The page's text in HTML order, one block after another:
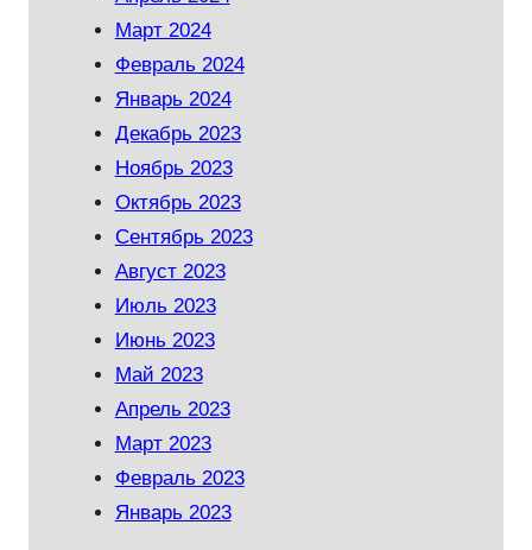
Март 2024
Февраль 2024
Январь 2024
Декабрь 2023
Ноябрь 2023
Октябрь 2023
Сентябрь 2023
Август 2023
Июль 2023
Июнь 2023
Май 2023
Апрель 2023
Март 2023
Февраль 2023
Январь 2023